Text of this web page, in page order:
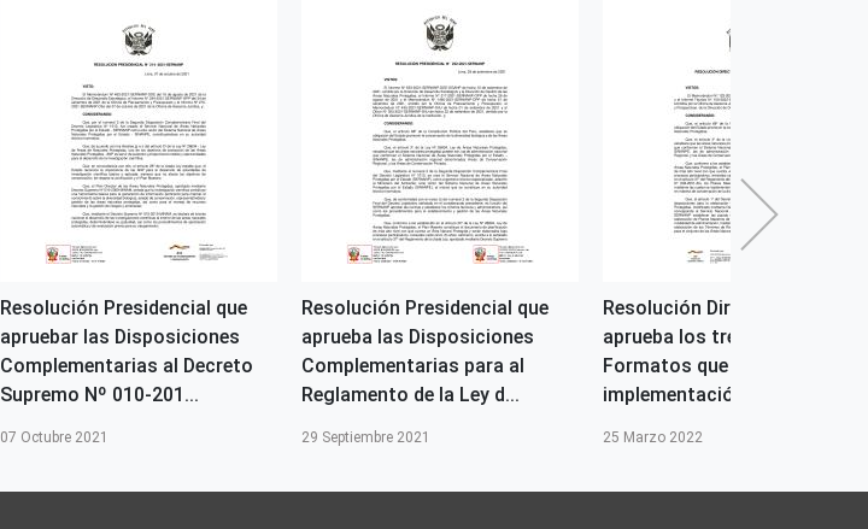
Resolución Presidencial que
apruebar las Disposiciones
Complementarias al Decreto
Supremo Nº 010-201...
07 Octubre 2021
Resolución Presidencial que
aprueba las Disposiciones
Complementarias para al
Reglamento de la Ley d...
29 Septiembre 2021
Resolución Directoral que
aprueba los treinta y siete
Formatos que permitirán la
implementación...
25 Marzo 2022